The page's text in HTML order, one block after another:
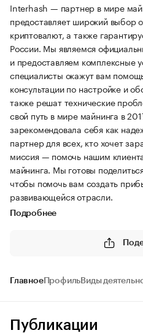
Interhash — партнер в мире
предоставляет широкий выбор
криптовалют, а также
России. Мы являемся
и предоставляем комплексные
специалисты окажут вам
консультации по настройке и
также решат технические
свой путь в мире майнинга в
зарекомендовала себя как
партнер для всех, кто хочет
миссия — помочь нашим
майнинга. Мы готовы
чтобы помочь вам создать
развивающейся отрасли.
Подробнее
ГлавноеПрофиль Виды
Публикации